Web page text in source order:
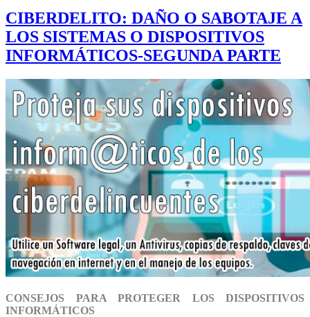
CIBERDELITO: DAÑO O SABOTAJE A
LOS SISTEMAS O DISPOSITIVOS
INFORMÁTICOS-SEGUNDA PARTE
CONSEJOS PARA PROTEGER LOS DISPOSITIVOS
INFORMÁTICOS